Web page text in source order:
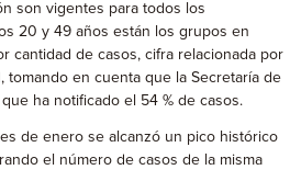
son vigentes para todos los
20 y 49 años están los grupos en
cantidad de casos, cifra relacionada por
tomando en cuenta que la Secretaría de
ha notificado el 54 % de casos.
de enero se alcanzó un pico histórico
el número de casos de la misma